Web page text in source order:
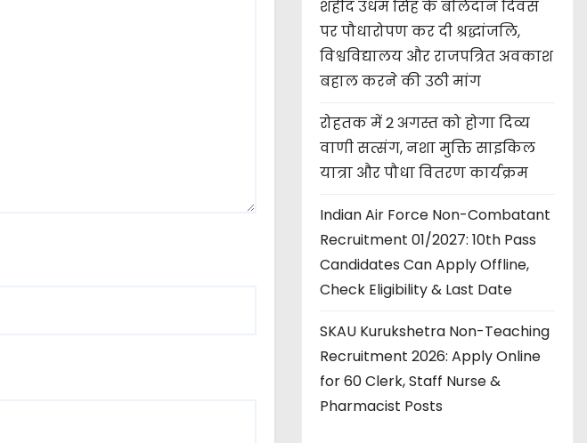
शहीद उधम सिंह के बलिदान दिवस
पर पौधारोपण कर दी श्रद्धांजलि,
विश्वविद्यालय और राजपत्रित अवकाश
बहाल करने की उठी मांग
रोहतक में 2 अगस्त को होगा दिव्य
वाणी सत्संग, नशा मुक्ति साइकिल
यात्रा और पौधा वितरण कार्यक्रम
Indian Air Force Non-Combatant
Recruitment 01/2027: 10th Pass
Candidates Can Apply Offline,
Check Eligibility & Last Date
SKAU Kurukshetra Non-Teaching
Recruitment 2026: Apply Online
for 60 Clerk, Staff Nurse &
Pharmacist Posts